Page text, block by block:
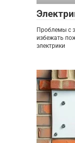
Проблемы с
избежать
электрики